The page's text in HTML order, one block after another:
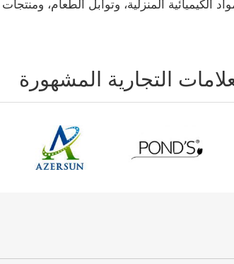
الكيميائية المنزلية، وتوابل الطعام،
التجارية المشهورة